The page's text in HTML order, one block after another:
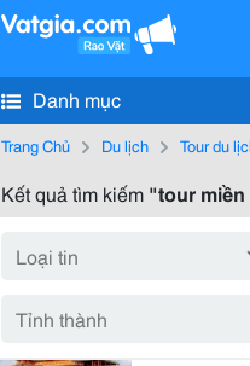
Danh mục
Trang Chủ Du lịch Tour du
Kết quả tìm kiếm "tour